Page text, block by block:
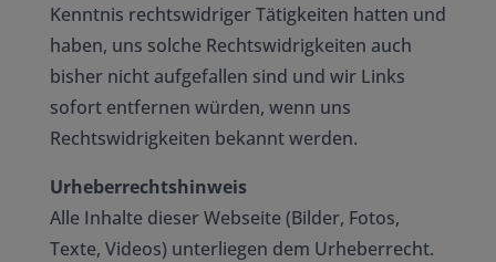
Kenntnis rechtswidriger Tätigkeiten hatten und
haben, uns solche Rechtswidrigkeiten auch
bisher nicht aufgefallen sind und wir Links
sofort entfernen würden, wenn uns
Rechtswidrigkeiten bekannt werden.
Urheberrechtshinweis
Alle Inhalte dieser Webseite (Bilder, Fotos,
Texte, Videos) unterliegen dem Urheberrecht.